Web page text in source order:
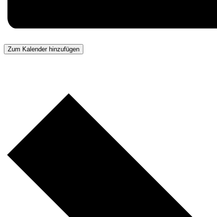
Zum Kalender hinzufügen